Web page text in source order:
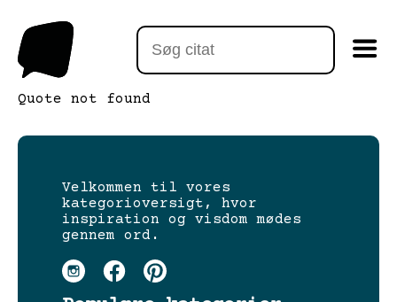
Quote not found
Velkommen til vores
kategorioversigt, hvor
inspiration og visdom mødes
gennem ord.